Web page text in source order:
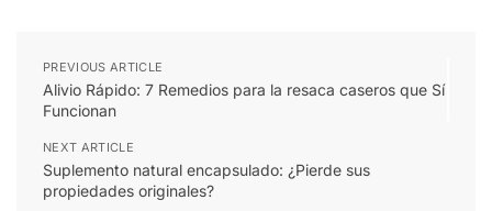
PREVIOUS ARTICLE
Alivio Rápido: 7 Remedios para la resaca caseros que Sí
Funcionan
NEXT ARTICLE
Suplemento natural encapsulado: ¿Pierde sus
propiedades originales?